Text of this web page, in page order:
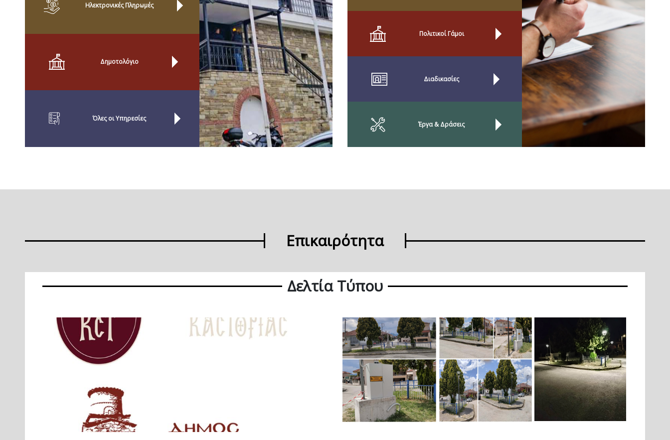
Ηλεκτρονικές Πληρωμές
Δημοτολόγιο
Όλες οι Yπηρεσίες
Πολιτικοί Γάμοι
Διαδικασίες
Έργα & Δράσεις
Επικαιρότητα
Δελτία Τύπου